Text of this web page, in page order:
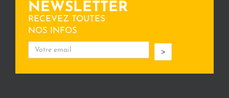
NEWSLETTER
RECEVEZ TOUTES
NOS INFOS
>